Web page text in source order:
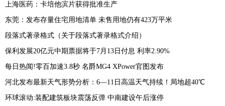
上海医药：卡培他滨片获得批准生产
东莞：发布存量住宅用地清单 未售用地仍有423万平米
段落式著录格式（关于段落式著录格式介绍）
保利发展20亿元中期票据将于7月13日付息 利率2.90%
每日热闻!零百加速3.8秒 名爵MG4 XPower官图发布
河北发布最新天气形势分析：6—11日高温天气持续！局地超40℃
环球滚动:装配建筑板块震荡反弹 中南建设午后涨停